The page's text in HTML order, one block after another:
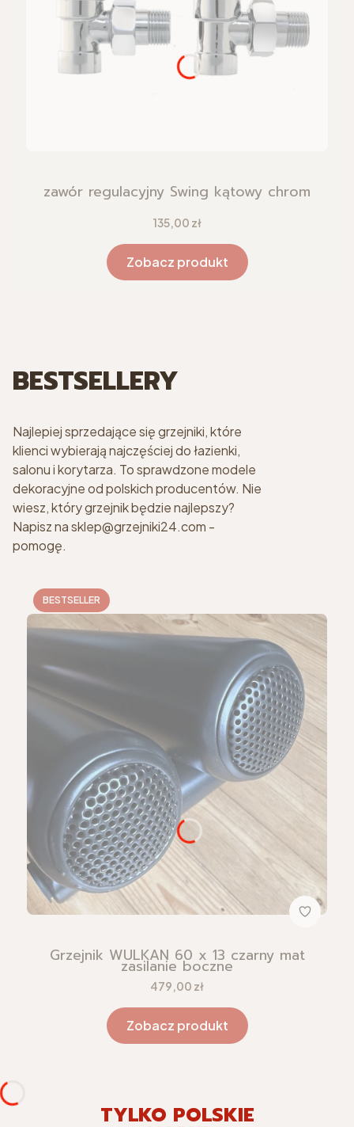
zawór regulacyjny Swing kątowy chrom
Cena
135,00 zł
Zobacz produkt
BESTSELLERY
Najlepiej sprzedające się grzejniki, które
klienci wybierają najczęściej do łazienki,
salonu i korytarza. To sprawdzone modele
dekoracyjne od polskich producentów. Nie
wiesz, który grzejnik będzie najlepszy?
Napisz na sklep@grzejniki24.com -
pomogę.
BESTSELLER
Grzejnik WULKAN 60 x 13 czarny mat
zasilanie boczne
Cena
479,00 zł
Zobacz produkt
TYLKO POLSKIE